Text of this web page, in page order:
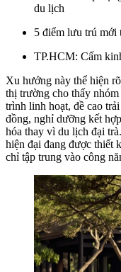
du lịch
5 điểm lưu trú
TP.HCM: Cấm
Xu hướng này thể hiện
thị trường cho thấy
trình linh hoạt, đề cao
đồng, nghỉ dưỡng kết
hóa thay vì du lịch đại
hiện đại đang được thiết
chỉ tập trung vào công